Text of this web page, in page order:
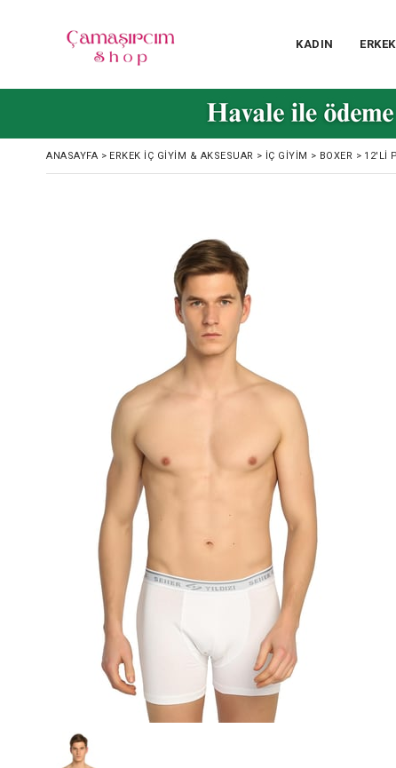
KADIN ERKEK
ANASAYFA > ERKEK İÇ GIYIM & AKSESUAR > İÇ GIYIM > BOXER > 12'LI